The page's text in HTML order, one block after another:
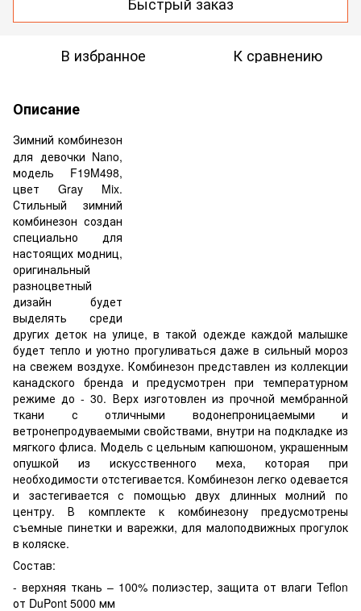
В избранное К сравнению
Описание
Зимний комбинезон
для девочки Nano,
модель F19M498,
цвет Gray Mix.
Стильный зимний
комбинезон создан
специально для
настоящих модниц,
оригинальный
разноцветный
дизайн будет
выделять среди
других деток на улице, в такой одежде каждой малышке
будет тепло и уютно прогуливаться даже в сильный мороз
на свежем воздухе. Комбинезон представлен из коллекции
канадского бренда и предусмотрен при температурном
режиме до - 30. Верх изготовлен из прочной мембранной
ткани с отличными водонепроницаемыми и
ветронепродуваемыми свойствами, внутри на подкладке из
мягкого флиса. Модель с цельным капюшоном, украшенным
опушкой из искусственного меха, которая при
необходимости отстегивается. Комбинезон легко одевается
и застегивается с помощью двух длинных молний по
центру. В комплекте к комбинезону предусмотрены
съемные пинетки и варежки, для малоподвижных прогулок
в коляске.
Состав:
- верхняя ткань – 100% полиэстер, защита от влаги Teflon
от DuPont 5000 мм